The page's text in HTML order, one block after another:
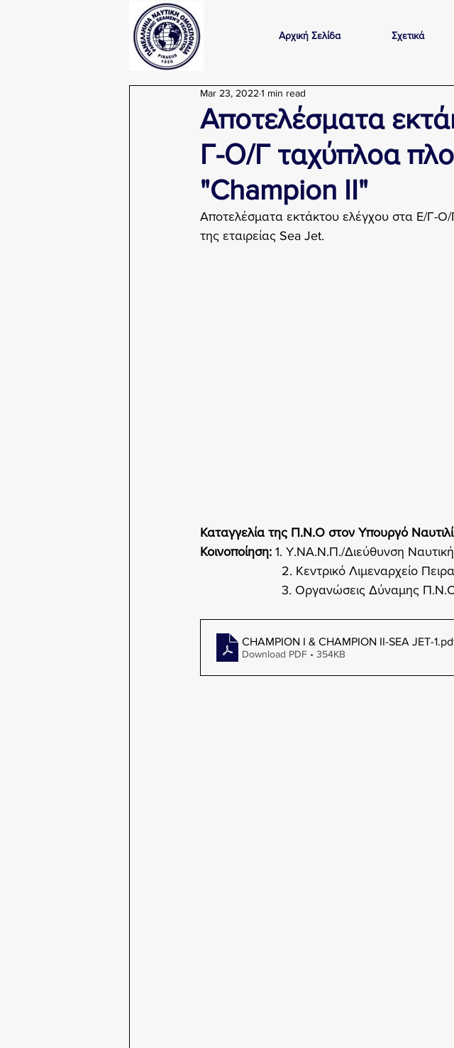
Αρχική Σελίδα Σχετικά
Αποτελέσματα
Γ-Ο/Γ ταχύπλοα
"Champion II"
Mar 23, 2022 1 min read
Αποτελέσματα εκτάκτου ελέγχου στα Ε/Γ-
της εταιρείας Sea Jet.
Καταγγελία της Π.Ν.Ο στον Υπουργό
Κοινοποίηση: 1. Υ.ΝΑ.Ν.Π./Διεύθυνση
2. Κεντρικό Λιμεναρχείο
3. Οργανώσεις Δύναμης
CHAMPION I & CHAMPION II-SEA JET-1
Download PDF • 354KB